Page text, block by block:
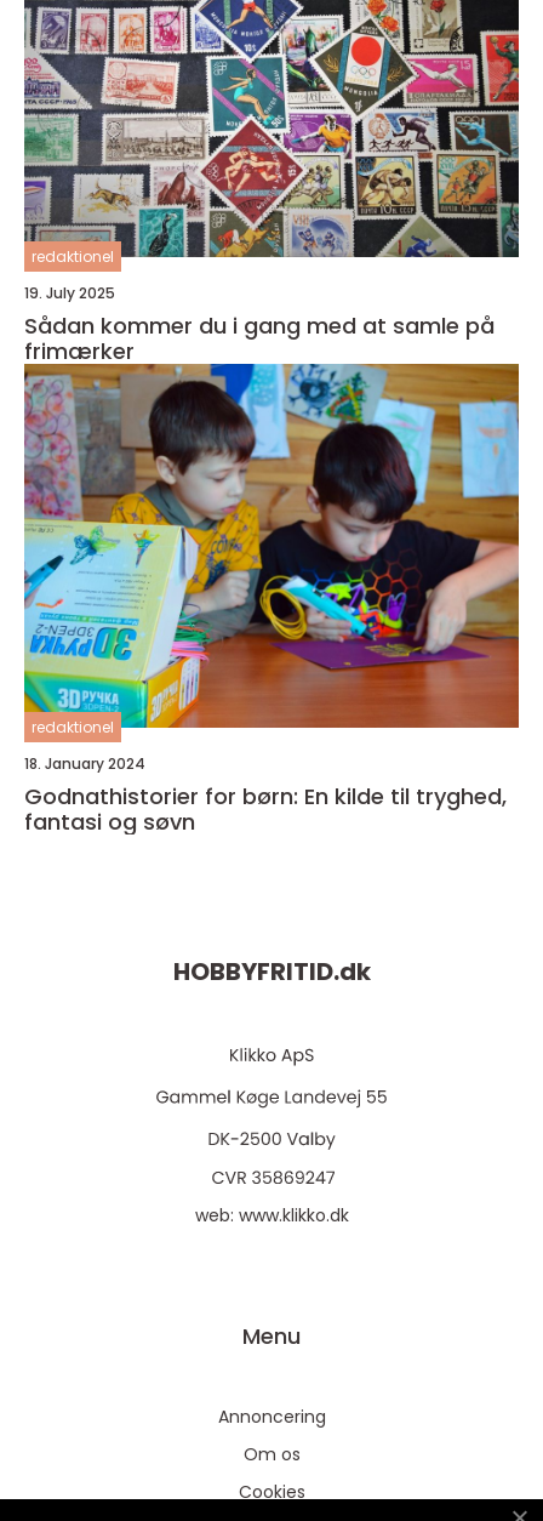
redaktionel
19. July 2025
Sådan kommer du i gang med at samle på
frimærker
redaktionel
18. January 2024
Godnathistorier for børn: En kilde til tryghed,
fantasi og søvn
HOBBYFRITID.dk
web: www.klikko.dk
Menu
Annoncering
Om os
Cookies